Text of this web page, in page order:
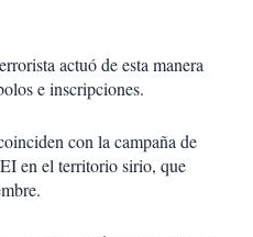
actuó de esta manera
e inscripciones.
con la campaña de
en el territorio sirio, que